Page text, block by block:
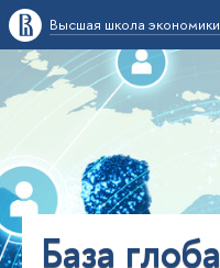
Высшая школа экономики
База